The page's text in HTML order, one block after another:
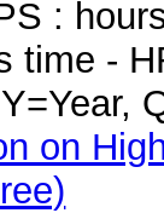
:
time -
on